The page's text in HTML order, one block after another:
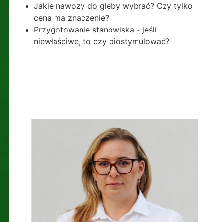
Jakie nawozy do gleby wybrać? Czy tylko
cena ma znaczenie?
Przygotowanie stanowiska - jeśli
niewłaściwe, to czy biostymulować?